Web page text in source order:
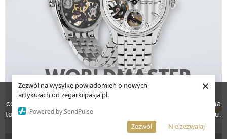
Zezwól na wysyłkę powiadomień o nowych
artykułach od zegarkiipasja.pl.
Powered by SendPulse
Nie zezwalaj
Zezwól
×
W celu poprawienia jakości usług korzystamy z plików
cookies. Pozostanie na stronie oznacza, iż wyrażasz zgodę na
to, że pliki cookies będą przechowywane w Twoim urządzeniu.
Więcej informacji